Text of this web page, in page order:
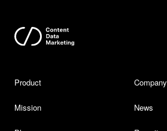
Product Company
Mission News